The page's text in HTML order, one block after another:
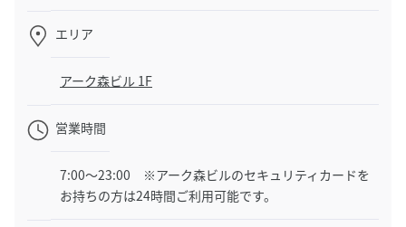
エリア
アーク森ビル 1F
営業時間
7:00～23:00 ※アーク森ビルのセキュリティカードを
お持ちの方は24時間ご利用可能です。